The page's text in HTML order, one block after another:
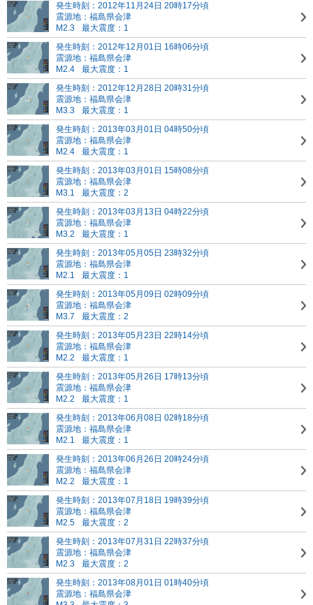
発生時刻：2012年11月24日 20時17分頃
震源地：福島県会津
M2.3
最大震度：1
発生時刻：2012年12月01日 16時06分頃
震源地：福島県会津
M2.4
最大震度：1
発生時刻：2012年12月28日 20時31分頃
震源地：福島県会津
M3.3
最大震度：1
発生時刻：2013年03月01日 04時50分頃
震源地：福島県会津
M2.4
最大震度：1
発生時刻：2013年03月01日 15時08分頃
震源地：福島県会津
M3.1
最大震度：2
発生時刻：2013年03月13日 04時22分頃
震源地：福島県会津
M3.2
最大震度：1
発生時刻：2013年05月05日 23時32分頃
震源地：福島県会津
M2.1
最大震度：1
発生時刻：2013年05月09日 02時09分頃
震源地：福島県会津
M3.7
最大震度：2
発生時刻：2013年05月23日 22時14分頃
震源地：福島県会津
M2.2
最大震度：1
発生時刻：2013年05月26日 17時13分頃
震源地：福島県会津
M2.2
最大震度：1
発生時刻：2013年06月08日 02時18分頃
震源地：福島県会津
M2.1
最大震度：1
発生時刻：2013年06月26日 20時24分頃
震源地：福島県会津
M2.2
最大震度：1
発生時刻：2013年07月18日 19時39分頃
震源地：福島県会津
M2.5
最大震度：2
発生時刻：2013年07月31日 22時37分頃
震源地：福島県会津
M2.3
最大震度：2
発生時刻：2013年08月01日 01時40分頃
震源地：福島県会津